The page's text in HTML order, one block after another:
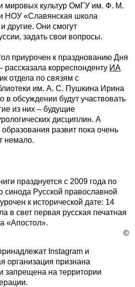
мировых культур ОмГУ им. Ф. М.
НОУ «Славянская школа
другие. Они смогут
задать свои вопросы.
приурочен к празднованию Дня
рассказала корреспонденту ИА
отдела по связям с
им. А. С. Пушкина Ирина
в обсуждении будут участвовать
из них – будущие
дисциплин. А
образования развит пока очень
немало.
празднуется с 2009 года по
Русской православной
к исторической дате: 14
в свет первая русская печатная
«Апостол».
©
Instagram и
организация признана
запрещена на территории